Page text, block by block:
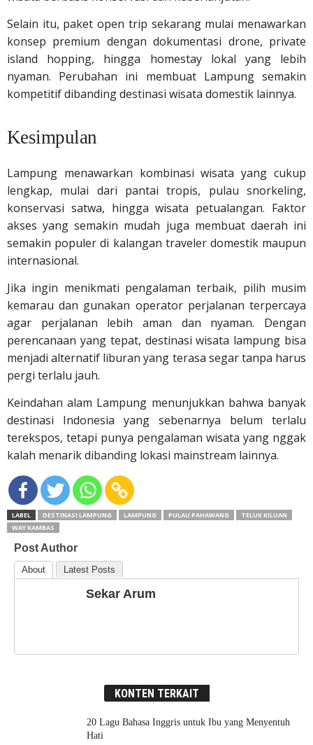
Selain itu, paket open trip sekarang mulai menawarkan
konsep premium dengan dokumentasi drone, private
island hopping, hingga homestay lokal yang lebih
nyaman. Perubahan ini membuat Lampung semakin
kompetitif dibanding destinasi wisata domestik lainnya.
Kesimpulan
Lampung menawarkan kombinasi wisata yang cukup
lengkap, mulai dari pantai tropis, pulau snorkeling,
konservasi satwa, hingga wisata petualangan. Faktor
akses yang semakin mudah juga membuat daerah ini
semakin populer di kalangan traveler domestik maupun
internasional.
Jika ingin menikmati pengalaman terbaik, pilih musim
kemarau dan gunakan operator perjalanan terpercaya
agar perjalanan lebih aman dan nyaman. Dengan
perencanaan yang tepat, destinasi wisata lampung bisa
menjadi alternatif liburan yang terasa segar tanpa harus
pergi terlalu jauh.
Keindahan alam Lampung menunjukkan bahwa banyak
destinasi Indonesia yang sebenarnya belum terlalu
terekspos, tetapi punya pengalaman wisata yang nggak
kalah menarik dibanding lokasi mainstream lainnya.
LABEL DESTINASI LAMPUNG LAMPUNG PULAU PAHAWANG
TELUK KILUAN
WAY KAMBAS
Post Author
About Latest Posts
Sekar Arum
KONTEN TERKAIT
20 Lagu Bahasa Inggris untuk Ibu yang Menyentuh
Hati